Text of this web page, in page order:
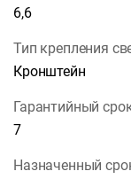
6,6
Тип крепления
Кронштейн
Гарантийный
7
Назначенный